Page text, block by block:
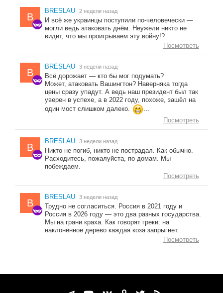
B
BRESLAU 2 недели назад
И всё же украинцы поступили по-человечески —
могли ведь атаковать днём. Неужели никто не
видит, что мы проигрываем эту войну!?
Посмотреть
B
BRESLAU 3 недели назад
Всё дорожает — кто бы мог подумать?
Может, атаковать Вашингтон? Наверняка тогда
цены сразу упадут. А ведь наш президент был так
уверен в успехе, а в 2022 году, похоже, зашёл на
один мост слишком далеко.
...
Посмотреть
B
BRESLAU 3 недели назад
Никто не погиб, никто не пострадал. Как обычно.
Расходитесь, пожалуйста, по домам. Мы
побеждаем.
Посмотреть
B
BRESLAU 3 недели назад
Трудно не согласиться. Россия в 2021 году и
Россия в 2026 году — это два разных государства.
Мы на грани краха. Как говорят греки: на
наклонённое дерево каждая коза запрыгнет.
Посмотреть